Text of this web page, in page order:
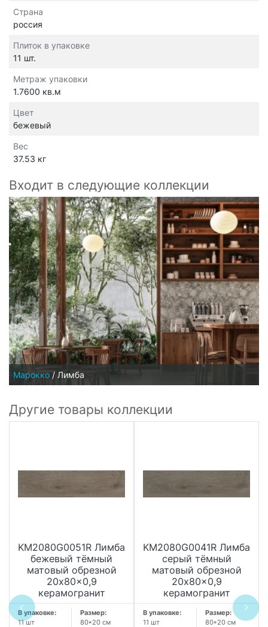
Страна
россия
Плиток в упаковке
11 шт.
Метраж упаковки
1.7600 кв.м
Цвет
бежевый
Вес
37.53 кг
Входит в следующие коллекции
Марокко / Лимба
Другие товары коллекции
KM2080G0051R Лимба
бежевый тёмный
матовый обрезной
20x80x0,9
керамогранит
В упаковке:
11 шт
Размер:
80*20 см
KM2080G0041R Лимба
серый тёмный
матовый обрезной
20x80x0,9
керамогранит
В упаковке:
11 шт
Размер:
80*20 см